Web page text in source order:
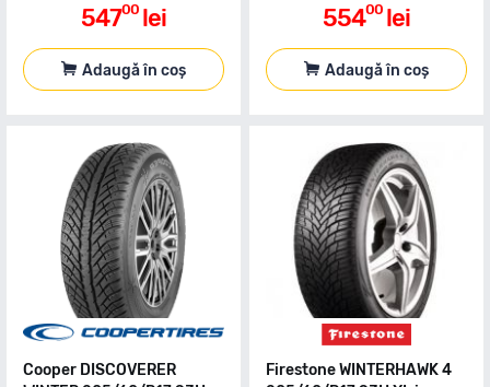
54700 lei
Adaugă în coș
55400 lei
Adaugă în coș
Cooper DISCOVERER
Firestone WINTERHAWK 4